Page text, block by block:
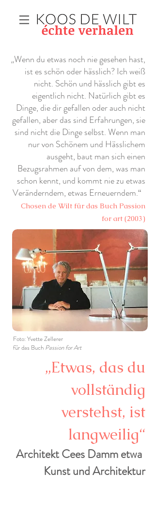
„Wenn du etwas noch nie gesehen hast,
ist es schön oder hässlich? Ich weiß
nicht. Schön und hässlich gibt es
eigentlich nicht. Natürlich gibt es
Dinge, die dir gefallen oder auch nicht
gefallen, aber das sind Erfahrungen, sie
sind nicht die Dinge selbst. Wenn man
nur von Schönem und Hässlichem
ausgeht, baut man sich einen
Bezugsrahmen auf von dem, was man
schon kennt, und kommt nie zu etwas
Veränderndem, etwas Erneuerndem.“
Chosen de Wilt für das Buch Passion
for art (2003)
Foto: Yvette Zellerer
für das Buch Passion for Art
„Etwas, das du
vollständig
verstehst, ist
langweilig“
Architekt Cees Damm etwa
Kunst und Architektur